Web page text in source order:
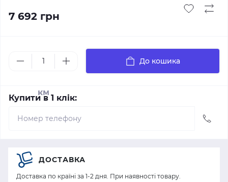
7 692 грн
км
До кошика
Купити в 1 клік:
ДОСТАВКА
Доставка по країні за 1-2 дня. При наявності товару.